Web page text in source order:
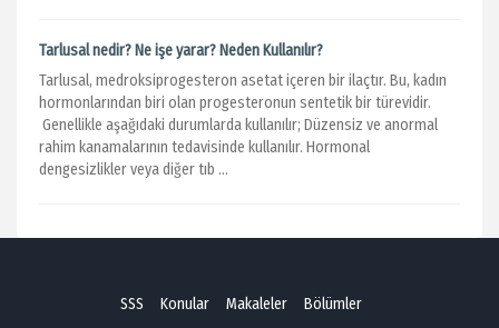
Tarlusal nedir? Ne işe yarar? Neden Kullanılır?
Tarlusal, medroksiprogesteron asetat içeren bir ilaçtır. Bu, kadın
hormonlarından biri olan progesteronun sentetik bir türevidir.
Genellikle aşağıdaki durumlarda kullanılır; Düzensiz ve anormal
rahim kanamalarının tedavisinde kullanılır. Hormonal
dengesizlikler veya diğer tıb ...
SSS Konular Makaleler Bölümler